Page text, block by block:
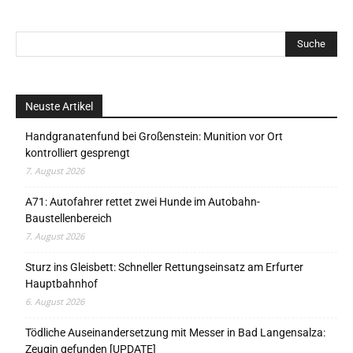
Neuste Artikel
Handgranatenfund bei Großenstein: Munition vor Ort
kontrolliert gesprengt
7. August 2026
A71: Autofahrer rettet zwei Hunde im Autobahn-
Baustellenbereich
7. August 2026
Sturz ins Gleisbett: Schneller Rettungseinsatz am Erfurter
Hauptbahnhof
6. August 2026
Tödliche Auseinandersetzung mit Messer in Bad Langensalza:
Zeugin gefunden [UPDATE]